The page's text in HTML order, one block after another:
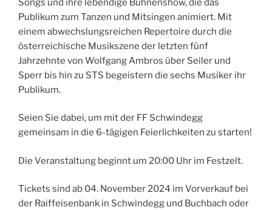
Songs und ihre lebendige Bühnenshow, die das
Publikum zum Tanzen und Mitsingen animiert. Mit
einem abwechslungsreichen Repertoire durch die
österreichische Musikszene der letzten fünf
Jahrzehnte von Wolfgang Ambros über Seiler und
Sperr bis hin zu STS begeistern die sechs Musiker ihr
Publikum.
Seien Sie dabei, um mit der FF Schwindegg
gemeinsam in die 6-tägigen Feierlichkeiten zu starten!
Die Veranstaltung beginnt um 20:00 Uhr im Festzelt.
Tickets sind ab 04. November 2024 im Vorverkauf bei
der Raiffeisenbank in Schwindegg und Buchbach oder